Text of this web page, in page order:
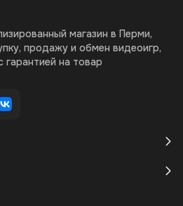
магазин в Перми,
продажу и обмен видеоигр,
гарантией на товар